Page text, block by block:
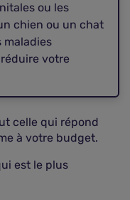
ou les
chien ou un chat
maladies
votre
celle qui répond
à votre budget.
est le plus